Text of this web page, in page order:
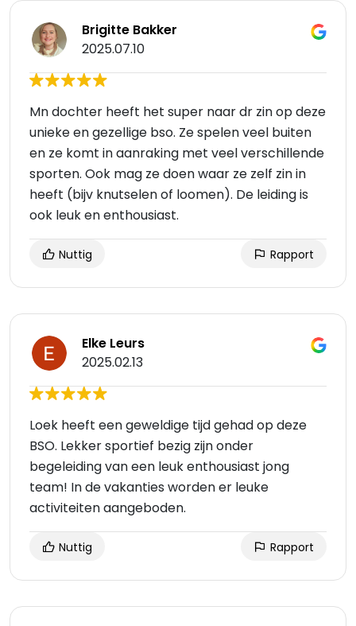
Brigitte Bakker
2025.07.10
Mn dochter heeft het super naar dr zin op deze
unieke en gezellige bso. Ze spelen veel buiten
en ze komt in aanraking met veel verschillende
sporten. Ook mag ze doen waar ze zelf zin in
heeft (bijv knutselen of loomen). De leiding is
ook leuk en enthousiast.
Nuttig Rapport
Elke Leurs
2025.02.13
Loek heeft een geweldige tijd gehad op deze
BSO. Lekker sportief bezig zijn onder
begeleiding van een leuk enthousiast jong
team! In de vakanties worden er leuke
activiteiten aangeboden.
Nuttig Rapport